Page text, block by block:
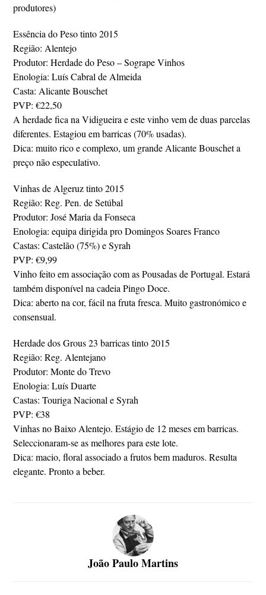
produtores)
Essência do Peso tinto 2015
Região: Alentejo
Produtor: Herdade do Peso – Sogrape Vinhos
Enologia: Luís Cabral de Almeida
Casta: Alicante Bouschet
PVP: €22,50
A herdade fica na Vidigueira e este vinho vem de duas parcelas
diferentes. Estagiou em barricas (70% usadas).
Dica: muito rico e complexo, um grande Alicante Bouschet a
preço não especulativo.
Vinhas de Algeruz tinto 2015
Região: Reg. Pen. de Setúbal
Produtor: José Maria da Fonseca
Enologia: equipa dirigida pro Domingos Soares Franco
Castas: Castelão (75%) e Syrah
PVP: €9,99
Vinho feito em associação com as Pousadas de Portugal. Estará
também disponível na cadeia Pingo Doce.
Dica: aberto na cor, fácil na fruta fresca. Muito gastronómico e
consensual.
Herdade dos Grous 23 barricas tinto 2015
Região: Reg. Alentejano
Produtor: Monte do Trevo
Enologia: Luís Duarte
Castas: Touriga Nacional e Syrah
PVP: €38
Vinhas no Baixo Alentejo. Estágio de 12 meses em barricas.
Seleccionaram-se as melhores para este lote.
Dica: macio, floral associado a frutos bem maduros. Resulta
elegante. Pronto a beber.
João Paulo Martins